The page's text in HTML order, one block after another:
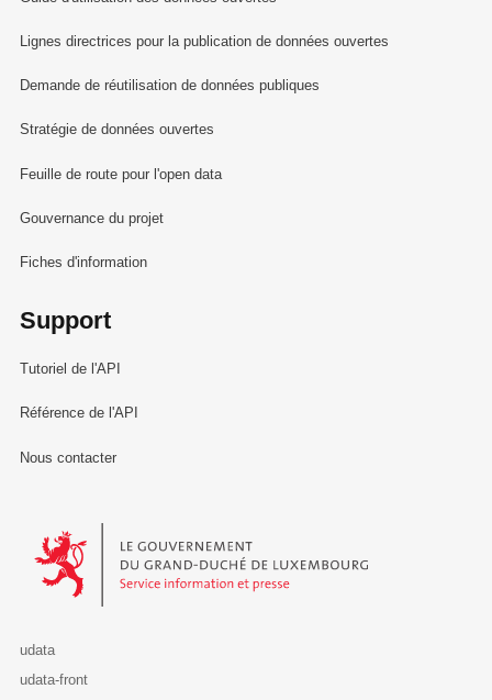
Lignes directrices pour la publication de données ouvertes
Demande de réutilisation de données publiques
Stratégie de données ouvertes
Feuille de route pour l'open data
Gouvernance du projet
Fiches d'information
Support
Tutoriel de l'API
Référence de l'API
Nous contacter
Le Gouvernement du Grand-Duché de Luxembourg - Service
udata
udata-front